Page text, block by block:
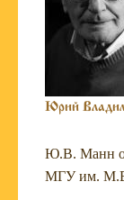
Юрий
Ю.В. Манн
МГУ им. М.В.